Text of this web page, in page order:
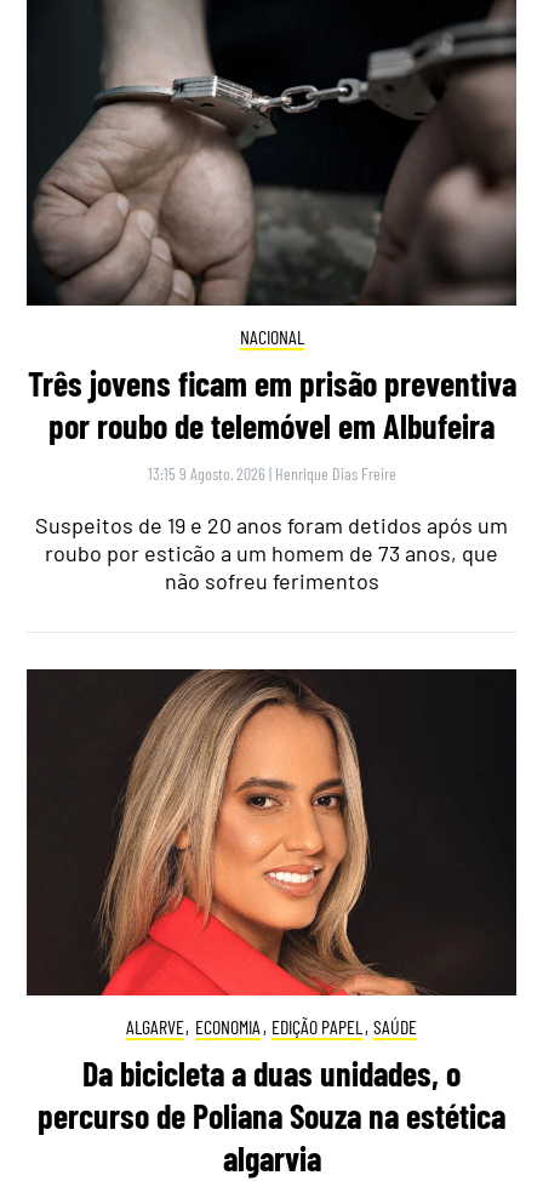
NACIONAL
Três jovens ficam em prisão preventiva
por roubo de telemóvel em Albufeira
13:15 9 Agosto, 2026 | Henrique Dias Freire
Suspeitos de 19 e 20 anos foram detidos após um
roubo por esticão a um homem de 73 anos, que
não sofreu ferimentos
ALGARVE, ECONOMIA , EDIÇÃO PAPEL , SAÚDE
Da bicicleta a duas unidades, o
percurso de Poliana Souza na estética
algarvia